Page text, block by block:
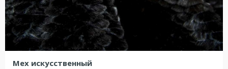
Мех искусственный